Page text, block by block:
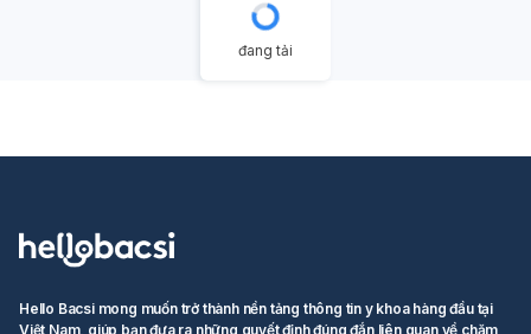
đang tải
Hello Bacsi mong muốn trở thành nền tảng thông tin y khoa hàng đầu tại
Việt Nam, giúp bạn đưa ra những quyết định đúng đắn liên quan về chăm